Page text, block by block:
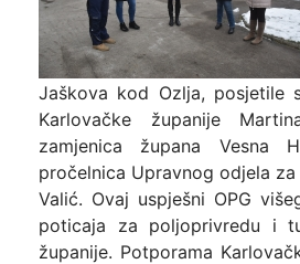
Jaškova kod Ozlja, posjetile
Karlovačke županije
zamjenica župana Vesna
pročelnica Upravnog odjela
Valić. Ovaj uspješni OPG
poticaja za poljoprivredu i
županije. Potporama